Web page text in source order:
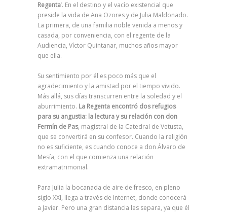
Regenta’. En el destino y el vacío existencial que
preside la vida de Ana Ozores y de Julia Maldonado.
La primera, de una familia noble venida a menos y
casada, por conveniencia, con el regente de la
Audiencia, Víctor Quintanar, muchos años mayor
que ella.
Su sentimiento por él es poco más que el
agradecimiento y la amistad por el tiempo vivido.
Más allá, sus días transcurren entre la soledad y el
aburrimiento. La Regenta encontró dos refugios
para su angustia: la lectura y su relación con don
Fermín de Pas, magistral de la Catedral de Vetusta,
que se convertirá en su confesor. Cuando la religión
no es suficiente, es cuando conoce a don Álvaro de
Mesía, con el que comienza una relación
extramatrimonial.
Para Julia la bocanada de aire de fresco, en pleno
siglo XXI, llega a través de Internet, donde conocerá
a Javier. Pero una gran distancia les separa, ya que él